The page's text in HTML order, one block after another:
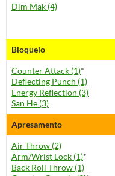
Dim Mak (4)
Bloqueio
Counter Attack (1)*
Deflecting Punch (1)
Energy Reflection (3)
San He (3)
Apresamento
Air Throw (2)
Arm/Wrist Lock (1)*
Back Roll Throw (1)